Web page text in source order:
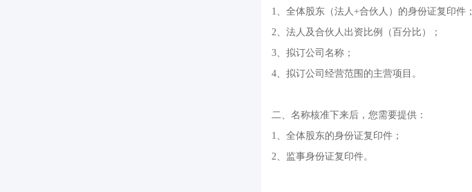
1、全体股东（法人+合伙人）的身份证复印件；
2、法人及合伙人出资比例（百分比）；
3、拟订公司名称；
4、拟订公司经营范围的主营项目。
二、名称核准下来后，您需要提供：
1、全体股东的身份证复印件；
2、监事身份证复印件。